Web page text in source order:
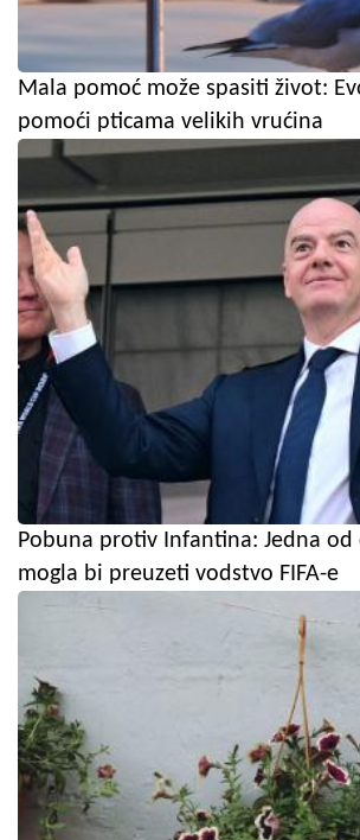
Mala pomoć može spasiti život:
pomoći pticama velikih vrućina
Pobuna protiv Infantina: Jedna od
mogla bi preuzeti vodstvo FIFA-e